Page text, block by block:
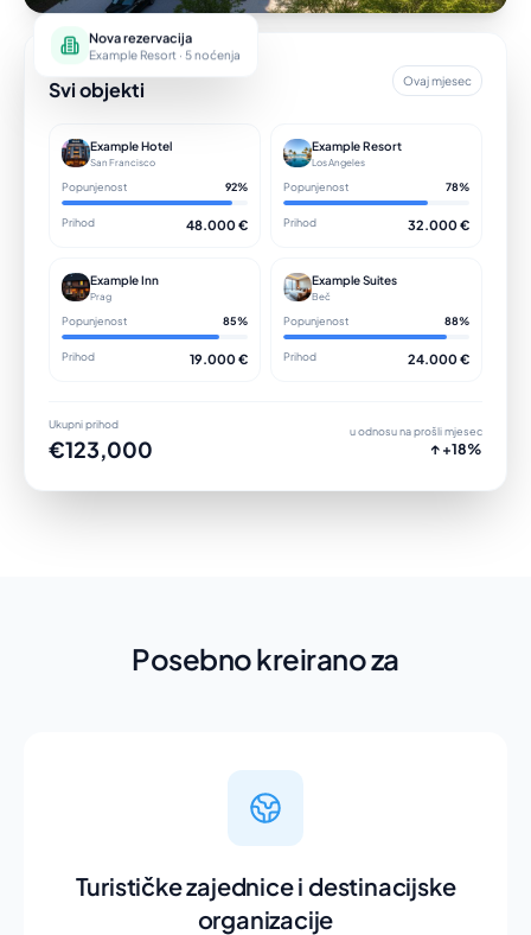
Pregled portfelja
Svi objekti Ovaj mjesec
Example Hotel
San Francisco
Popunjenost 92%
Prihod 48.000 €
Example Resort
Los Angeles
Popunjenost 78%
Prihod 32.000 €
Example Inn
Prag
Popunjenost 85%
Prihod 19.000 €
Example Suites
Beč
Popunjenost 88%
Prihod 24.000 €
Ukupni prihod
€123,000
u odnosu na prošli mjesec
↑ +18%
Nova rezervacija
Example Resort · 5 noćenja
Posebno kreirano za
Turističke zajednice i destinacijske
organizacije